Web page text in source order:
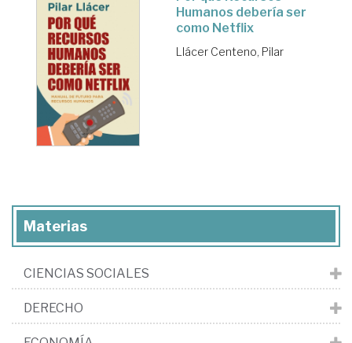
Humanos debería ser
como Netflix
Llácer Centeno, Pilar
Materias
CIENCIAS SOCIALES
DERECHO